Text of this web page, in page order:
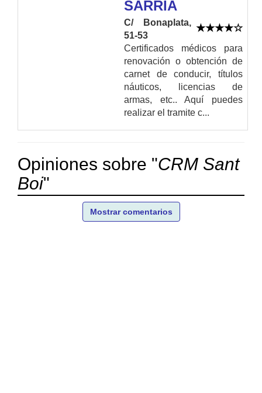
SARRIÁ
C/ Bonaplata,
51-53
Certificados médicos para
renovación o obtención de
carnet de conducir, títulos
náuticos, licencias de
armas, etc.. Aquí puedes
realizar el tramite c...
Opiniones sobre "CRM Sant
Boi"
Mostrar comentarios